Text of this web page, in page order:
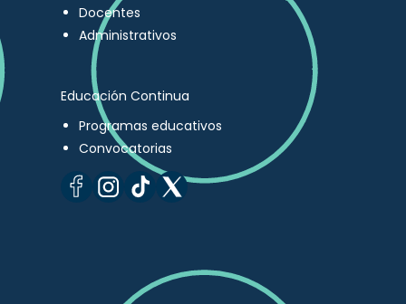
Docentes
Administrativos
Educación Continua
Programas educativos
Convocatorias